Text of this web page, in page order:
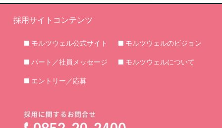
採用サイトコンテンツ
モルツウェル公式サイト モルツウェルのビジョン
パート／社員メッセージ モルツウェルについて
エントリー／応募